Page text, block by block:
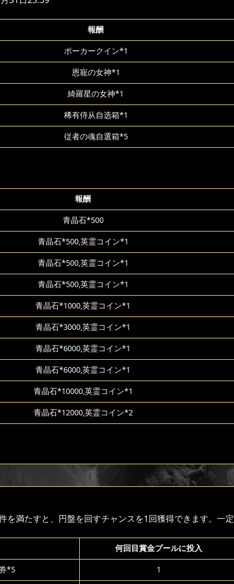
報酬
ポーカークイン*1
恩寵の女神*1
綺羅星の女神*1
稀有侍从自选箱*1
従者の魂自選箱*5
報酬
青晶石*500
青晶石*500,英霊コイン*1
青晶石*500,英霊コイン*1
青晶石*500,英霊コイン*1
青晶石*1000,英霊コイン*1
青晶石*3000,英霊コイン*1
青晶石*6000,英霊コイン*1
青晶石*6000,英霊コイン*1
青晶石*10000,英霊コイン*1
青晶石*12000,英霊コイン*2
を満たすと、円盤を回すチャンスを1回獲得できます。一定
何回目賞金プールに投入
*5 1